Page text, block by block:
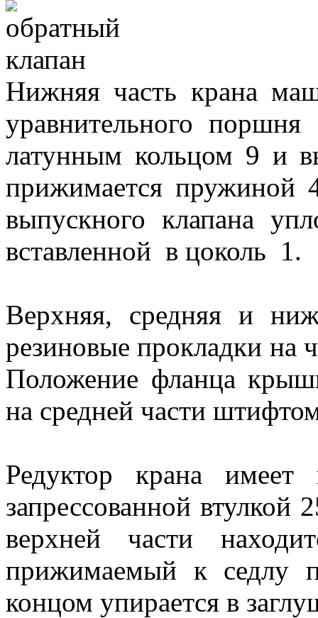
Нижняя часть крана
уравнительного
латунным кольцом 9 и
прижимается пружиной
выпускного клапана
вставленной в цоколь 1.
Верхняя, средняя и
резиновые прокладки на
Положение фланца
на средней части
Редуктор крана
запрессованной
верхней части
прижимаемый к седлу
концом упирается в